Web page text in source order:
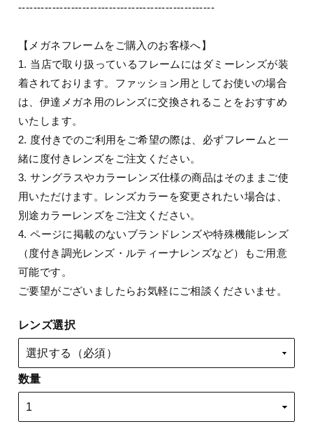
----------------------------------------------------
【メガネフレームをご購入のお客様へ】
1. 当店で取り扱っているフレームにはダミーレンズが装
着されております。ファッション用としてお使いの場合
は、伊達メガネ用のレンズに交換されることをおすすめ
いたします。
2. 度付きでのご利用をご希望の際は、必ずフレームと一
緒に度付きレンズをご注文ください。
3. サングラスやカラーレンズ仕様の商品はそのままご使
用いただけます。レンズカラーを変更されたい場合は、
別途カラーレンズをご注文ください。
4. ページに掲載のないブランドレンズや特殊機能レンズ
（度付き調光レンズ・ルティーナレンズなど）もご用意
可能です。
ご要望がございましたらお気軽にご相談くださいませ。
レンズ選択
数量